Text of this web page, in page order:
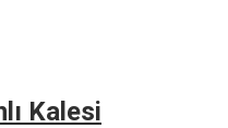
Kalesi